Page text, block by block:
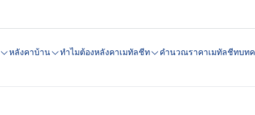
หลังคาบ้าน ทำไมต้องหลังคาเมทัลชีท คํานวณราคาเมทัลชีทบท